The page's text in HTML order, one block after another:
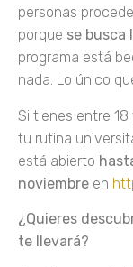
personas
porque se busca
programa está
nada. Lo único
Si tienes entre
tu rutina
está abierto
noviembre en
¿Quieres
te llevará?